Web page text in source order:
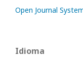
Open Journal
Idioma